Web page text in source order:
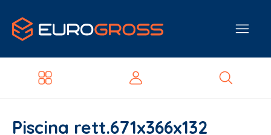
Piscina rett.671x366x132